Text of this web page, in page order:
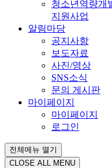
청소년역량개
지원사업
알림마당
공지사항
보도자료
사진/영상
SNS소식
문의 게시판
마이페이지
마이페이지
로그인
전체메뉴 열기
CLOSE ALL MENU